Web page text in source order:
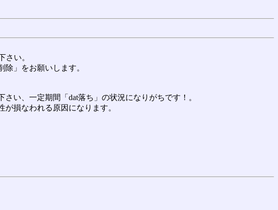
さい。
」をお願いします。
い、一定期間「dat落ち」の状況になりがちです！。
損なわれる原因になります。